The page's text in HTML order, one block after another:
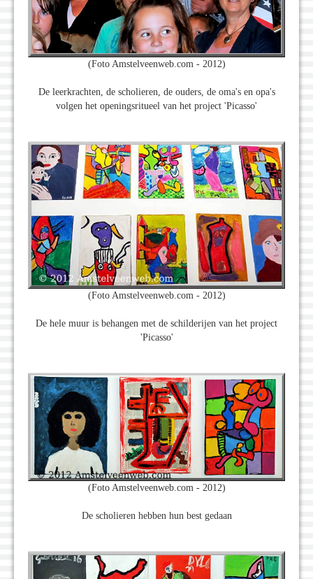
(Foto Amstelveenweb.com - 2012)
De leerkrachten, de scholieren, de ouders, de oma's en opa's
volgen het openingsritueel van het project 'Picasso'
(Foto Amstelveenweb.com - 2012)
De hele muur is behangen met de schilderijen van het project
'Picasso'
(Foto Amstelveenweb.com - 2012)
De scholieren hebben hun best gedaan